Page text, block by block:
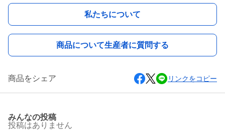
私たちについて
商品について生産者に質問する
商品をシェア リンクをコピー
みんなの投稿
投稿はありません